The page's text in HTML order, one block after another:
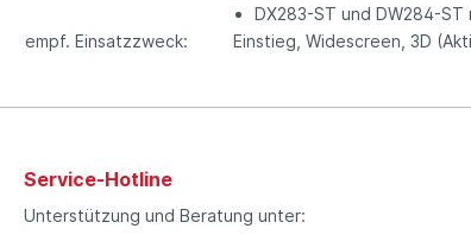
DX283-ST und DW284-
empf. Einsatzzweck:
Einstieg, Widescreen, 3D
Service-Hotline
Unterstützung und Beratung unter: